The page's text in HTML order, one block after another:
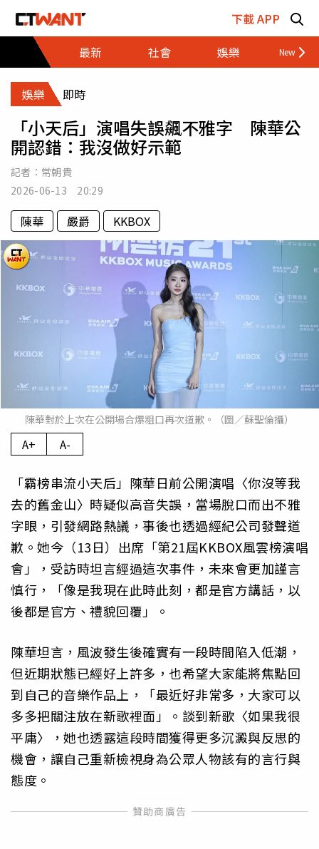
下載 APP
最新
社會 娛樂 財經
娛樂 即時
「小天后」演唱失誤飆不雅字 陳華公
開認錯：我沒做好示範
記者： 常朝貴
2026-06-13 20:29
陳華 嚴爵 KKBOX
陳華對於上次在公開場合爆粗口再次道歉。（圖／蘇聖倫攝）
A+ A-
「霸榜串流小天后」陳華日前公開演唱〈你沒等我
去的舊金山〉時疑似高音失誤，當場脫口而出不雅
字眼，引發網路熱議，事後也透過經紀公司發聲道
歉。她今（13日）出席「第21屆KKBOX風雲榜演唱
會」，受訪時坦言經過這次事件，未來會更加謹言
慎行，「像是我現在此時此刻，都是官方講話，以
後都是官方、禮貌回覆」。
陳華坦言，風波發生後確實有一段時間陷入低潮，
但近期狀態已經好上許多，也希望大家能將焦點回
到自己的音樂作品上，「最近好非常多，大家可以
多多把關注放在新歌裡面」。談到新歌〈如果我很
平庸〉，她也透露這段時間獲得更多沉澱與反思的
機會，讓自己重新檢視身為公眾人物該有的言行與
態度。